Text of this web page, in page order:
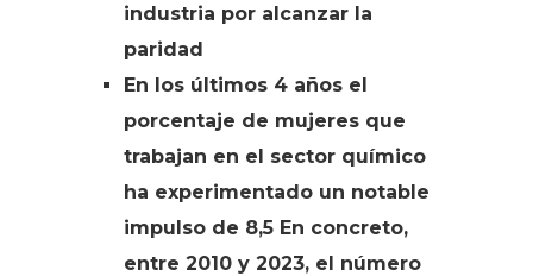
industria por alcanzar la
paridad
En los últimos 4 años el
porcentaje de mujeres que
trabajan en el sector químico
ha experimentado un notable
impulso de 8,5 En concreto,
entre 2010 y 2023, el número